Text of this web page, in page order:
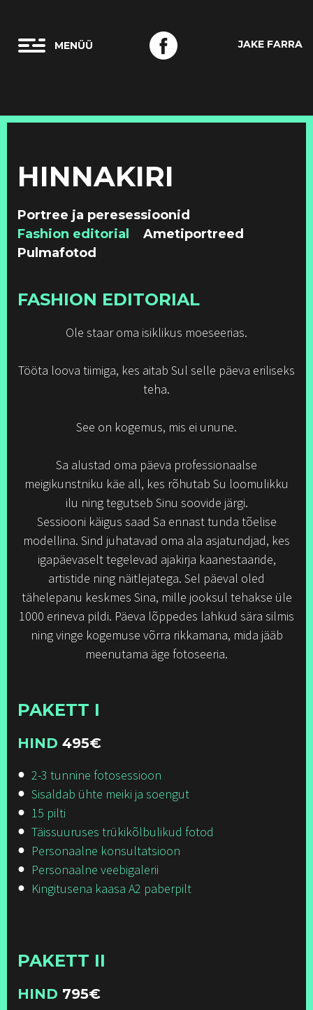
JAKE FARRA
HINNAKIRI
Portree ja peresessioonid
Fashion editorial
Ametiportreed
Pulmafotod
FASHION EDITORIAL
Ole staar oma isiklikus moeseerias.
Tööta loova tiimiga, kes aitab Sul selle päeva eriliseks
teha.
See on kogemus, mis ei unune.
Sa alustad oma päeva professionaalse
meigikunstniku käe all, kes rõhutab Su loomulikku
ilu ning tegutseb Sinu soovide järgi.
Sessiooni käigus saad Sa ennast tunda tõelise
modellina. Sind juhatavad oma ala asjatundjad, kes
igapäevaselt tegelevad ajakirja kaanestaaride,
artistide ning näitlejatega. Sel päeval oled
tähelepanu keskmes Sina, mille jooksul tehakse üle
1000 erineva pildi. Päeva lõppedes lahkud sära silmis
ning vinge kogemuse võrra rikkamana, mida jääb
meenutama äge fotoseeria.
PAKETT I
HIND 495€
2-3 tunnine fotosessioon
Sisaldab ühte meiki ja soengut
15 pilti
Täissuuruses trükikõlbulikud fotod
Personaalne konsultatsioon
Personaalne veebigalerii
Kingitusena kaasa A2 paberpilt
PAKETT II
HIND 795€